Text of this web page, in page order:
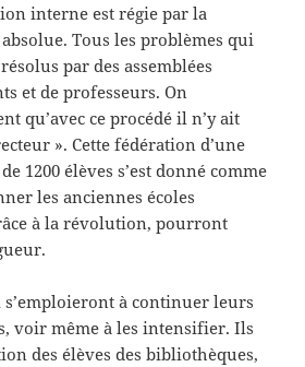
interne est régie par la
Tous les problèmes qui
par des assemblées
et de professeurs. On
qu’avec ce procédé il n’y ait
». Cette fédération d’une
1200 élèves s’est donné comme
les anciennes écoles
à la révolution, pourront
s’emploieront à continuer leurs
voir même à les intensifier. Ils
des élèves des bibliothèques,